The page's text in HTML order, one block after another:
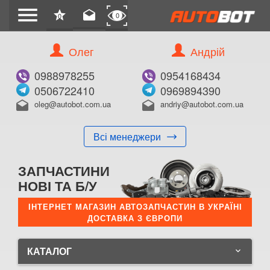
menu star
0 drafts 0
Олег
0988978255
0506722410
drafts oleg@autobot.com.ua
Всі менеджери
Андрій
0954168434
0969894390
drafts andriy@autobot.com.ua
ЗАПЧАСТИНИ
НОВІ ТА Б/У
ІНТЕРНЕТ МАГАЗИН АВТОЗАПЧАСТИН В УКРАЇНІ
ДОСТАВКА З ЄВРОПИ
КАТАЛОГ keyboard_arrow_down